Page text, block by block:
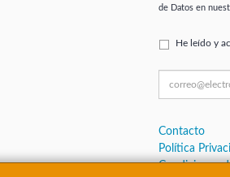
de Datos en
He leído y
Contacto
Política
Condiciones